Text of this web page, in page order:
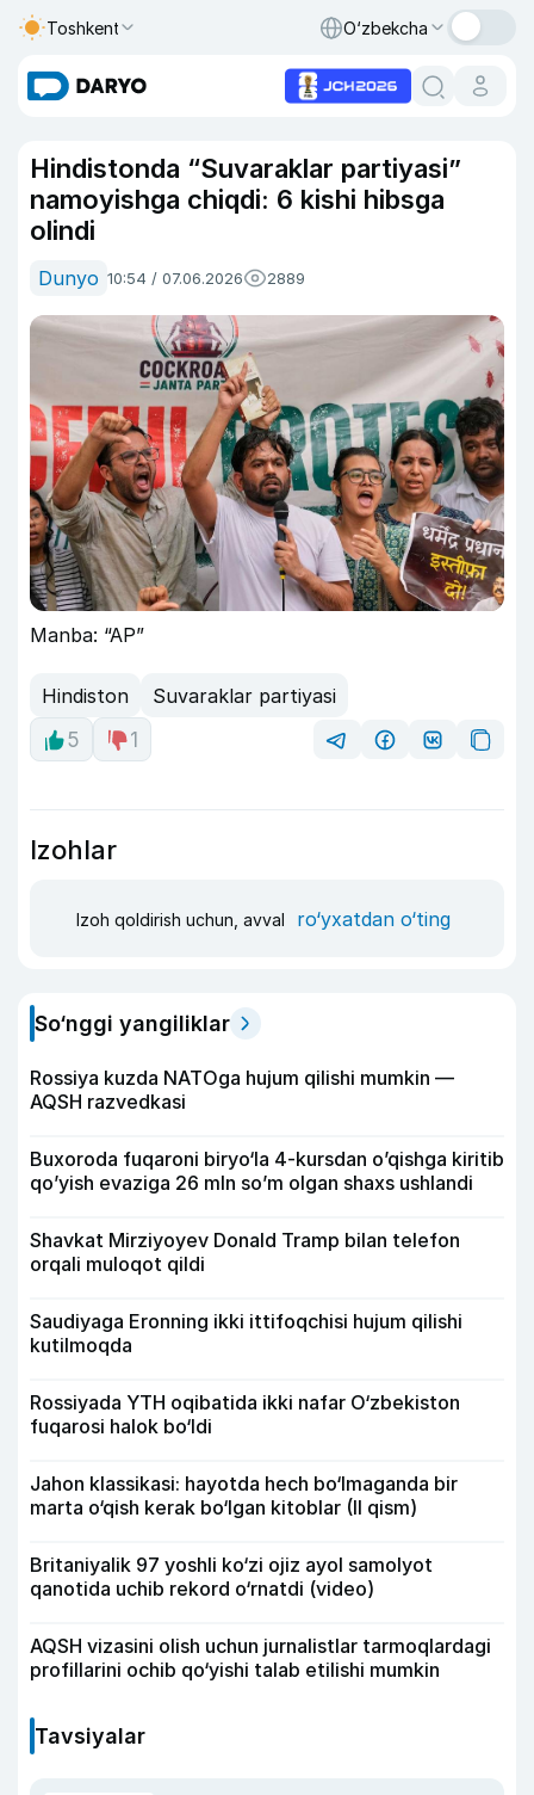
Toshkent O‘zbekcha
Hindistonda “Suvaraklar partiyasi”
namoyishga chiqdi: 6 kishi hibsga
olindi
Dunyo 10:54 / 07.06.2026 2889
Manba: “AP”
Hindiston
Suvaraklar partiyasi
5
1
Izohlar
Izoh qoldirish uchun, avval ro‘yxatdan o‘ting
So‘nggi yangiliklar
Rossiya kuzda NATOga hujum qilishi mumkin —
AQSH razvedkasi
Buxoroda fuqaroni biryo‘la 4-kursdan o’qishga kiritib
qo’yish evaziga 26 mln so’m olgan shaxs ushlandi
Shavkat Mirziyoyev Donald Tramp bilan telefon
orqali muloqot qildi
Saudiyaga Eronning ikki ittifoqchisi hujum qilishi
kutilmoqda
Rossiyada YTH oqibatida ikki nafar O‘zbekiston
fuqarosi halok bo‘ldi
Jahon klassikasi: hayotda hech bo‘lmaganda bir
marta o‘qish kerak bo‘lgan kitoblar (II qism)
Britaniyalik 97 yoshli ko‘zi ojiz ayol samolyot
qanotida uchib rekord o‘rnatdi (video)
AQSH vizasini olish uchun jurnalistlar tarmoqlardagi
profillarini ochib qo‘yishi talab etilishi mumkin
Tavsiyalar